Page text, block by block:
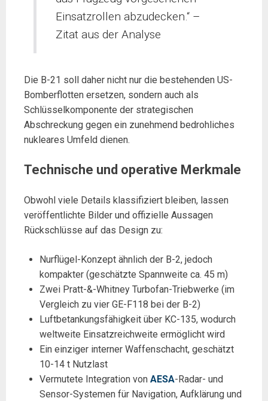
Einsatzrollen abzudecken.“ –
Zitat aus der Analyse
Die B-21 soll daher nicht nur die bestehenden US-
Bomberflotten ersetzen, sondern auch als
Schlüsselkomponente der strategischen
Abschreckung gegen ein zunehmend bedrohliches
nukleares Umfeld dienen.
Technische und operative Merkmale
Obwohl viele Details klassifiziert bleiben, lassen
veröffentlichte Bilder und offizielle Aussagen
Rückschlüsse auf das Design zu:
Nurflügel-Konzept ähnlich der B-2, jedoch
kompakter (geschätzte Spannweite ca. 45 m)
Zwei Pratt-&-Whitney Turbofan-Triebwerke (im
Vergleich zu vier GE-F118 bei der B-2)
Luftbetankungsfähigkeit über KC-135, wodurch
weltweite Einsatzreichweite ermöglicht wird
Ein einziger interner Waffenschacht, geschätzt
10-14 t Nutzlast
Vermutete Integration von AESA-Radar- und
Sensor-Systemen für Navigation, Aufklärung und